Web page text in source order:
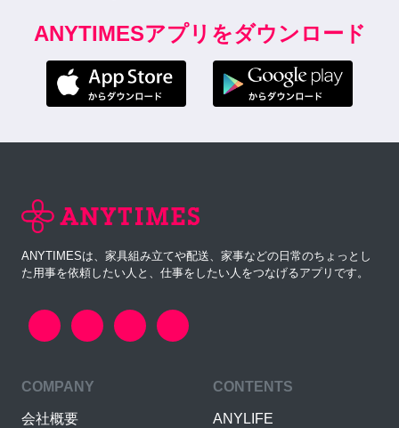
ANYTIMESアプリをダウンロード
ANYTIMESは、家具組み立てや配送、家事などの日常のちょっとし
た用事を依頼したい人と、仕事をしたい人をつなげるアプリです。
COMPANY
会社概要
CONTENTS
ANYLIFE